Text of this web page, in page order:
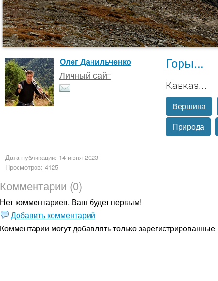
Олег Данильченко
Личный сайт
Горы...
Кавказ...
Вершина
Природа
Дата публикации: 14 июня 2023
Просмотров: 4125
Комментарии (0)
Нет комментариев. Ваш будет первым!
Добавить комментарий
Комментарии могут добавлять толькозарегистрированные